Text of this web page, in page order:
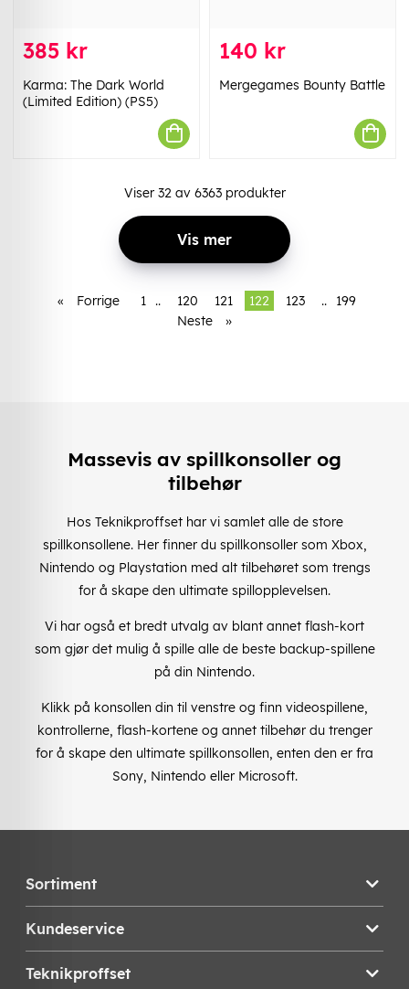
385 kr
Karma: The Dark World
(Limited Edition) (PS5)
140 kr
Mergegames Bounty Battle
Viser 32av 6363produkter
Vis mer
« Forrige 1 .. 120 121 122 123 ..
199
Neste
»
Massevis av spillkonsoller og
tilbehør
Hos Teknikproffset har vi samlet alle de store
spillkonsollene. Her finner du spillkonsoller som Xbox,
Nintendo og Playstation med alt tilbehøret som trengs
for å skape den ultimate spillopplevelsen.
Vi har også et bredt utvalg av blant annet flash-kort
som gjør det mulig å spille alle de beste backup-spillene
på din Nintendo.
Klikk på konsollen din til venstre og finn videospillene,
kontrollerne, flash-kortene og annet tilbehør du trenger
for å skape den ultimate spillkonsollen, enten den er fra
Sony, Nintendo eller Microsoft.
Sortiment
Kundeservice
Teknikproffset